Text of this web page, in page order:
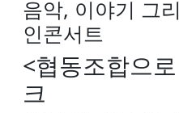
음악, 이야기 그
인콘서트
<협동조합으
크